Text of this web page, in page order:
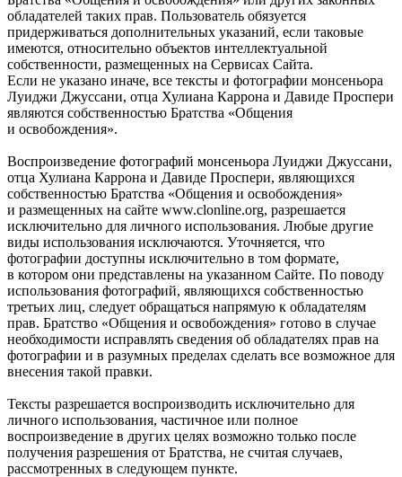
обладателей таких прав. Пользователь обязуется
придерживаться дополнительных указаний, если таковые
имеются, относительно объектов интеллектуальной
собственности, размещенных на Сервисах Сайта.
Если не указано иначе, все тексты и фотографии монсеньора
Луиджи Джуссани, отца Хулиана Каррона и Давиде Проспери
являются собственностью Братства «Общения
и освобождения».
Воспроизведение фотографий монсеньора Луиджи Джуссани,
отца Хулиана Каррона и Давиде Проспери, являющихся
собственностью Братства «Общения и освобождения»
и размещенных на сайте www.clonline.org, разрешается
исключительно для личного использования. Любые другие
виды использования исключаются. Уточняется, что
фотографии доступны исключительно в том формате,
в котором они представлены на указанном Сайте. По поводу
использования фотографий, являющихся собственностью
третьих лиц, следует обращаться напрямую к обладателям
прав. Братство «Общения и освобождения» готово в случае
необходимости исправлять сведения об обладателях прав на
фотографии и в разумных пределах сделать все возможное для
внесения такой правки.
Тексты разрешается воспроизводить исключительно для
личного использования, частичное или полное
воспроизведение в других целях возможно только после
получения разрешения от Братства, не считая случаев,
рассмотренных в следующем пункте.